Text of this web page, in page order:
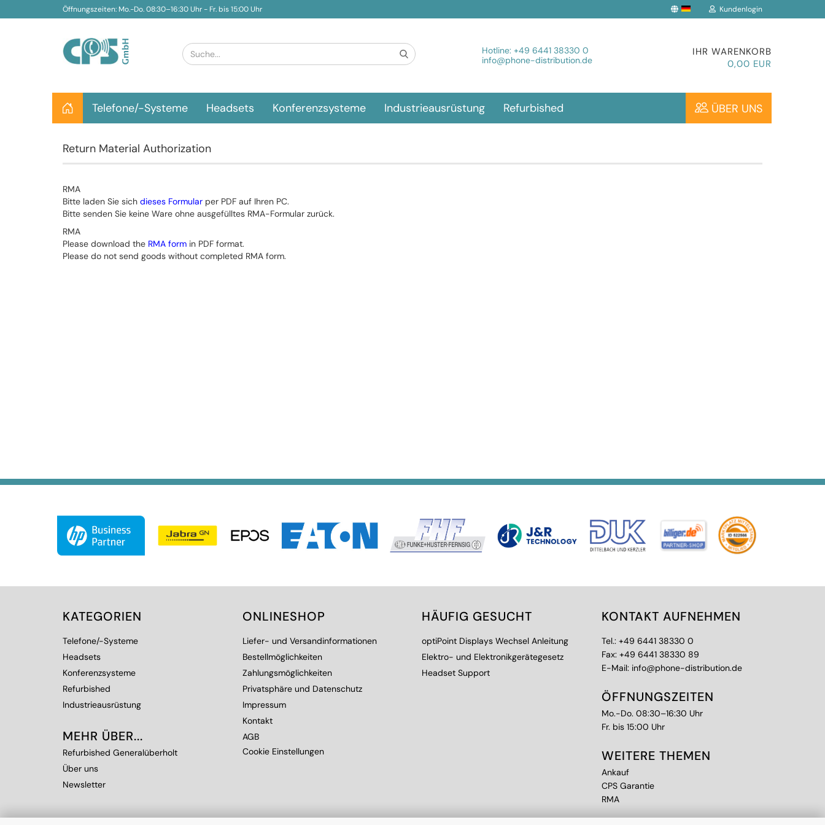
Öffnungszeiten: Mo.-Do. 08:30–16:30 Uhr - Fr. bis 15:00 Uhr Kundenlogin
Hotline: +49 6441 38330 0
info@phone-distribution.de
IHR WARENKORB
0,00 EUR
Telefone/-Systeme Headsets Konferenzsysteme Industrieausrüstung Refurbished ÜBER UNS
Return Material Authorization
RMA
Bitte laden Sie sich dieses Formular per PDF auf Ihren PC.
Bitte senden Sie keine Ware ohne ausgefülltes RMA-Formular zurück.
RMA
Please download the RMA form in PDF format.
Please do not send goods without completed RMA form.
KATEGORIEN
Telefone/-Systeme
Headsets
Konferenzsysteme
Refurbished
Industrieausrüstung
MEHR ÜBER...
Refurbished Generalüberholt
Über uns
Newsletter
ONLINESHOP
Liefer- und Versandinformationen
Bestellmöglichkeiten
Zahlungsmöglichkeiten
Privatsphäre und Datenschutz
Impressum
Kontakt
AGB
Cookie Einstellungen
HÄUFIG GESUCHT
optiPoint Displays Wechsel Anleitung
Elektro- und Elektronikgerätegesetz
Headset Support
KONTAKT AUFNEHMEN
Tel.: +49 6441 38330 0
Fax: +49 6441 38330 89
E-Mail: info@phone-distribution.de
ÖFFNUNGSZEITEN
Mo.-Do. 08:30–16:30 Uhr
Fr. bis 15:00 Uhr
WEITERE THEMEN
Ankauf
CPS Garantie
RMA